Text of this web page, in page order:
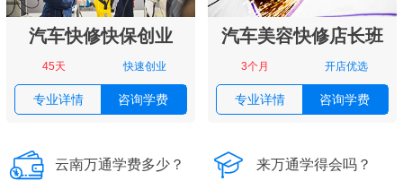
汽车快修快保创业
45天 快速创业
专业详情 咨询学费
汽车美容快修店长班
3个月 开店优选
专业详情 咨询学费
 云南万通学费多少？  来万通学得会吗？